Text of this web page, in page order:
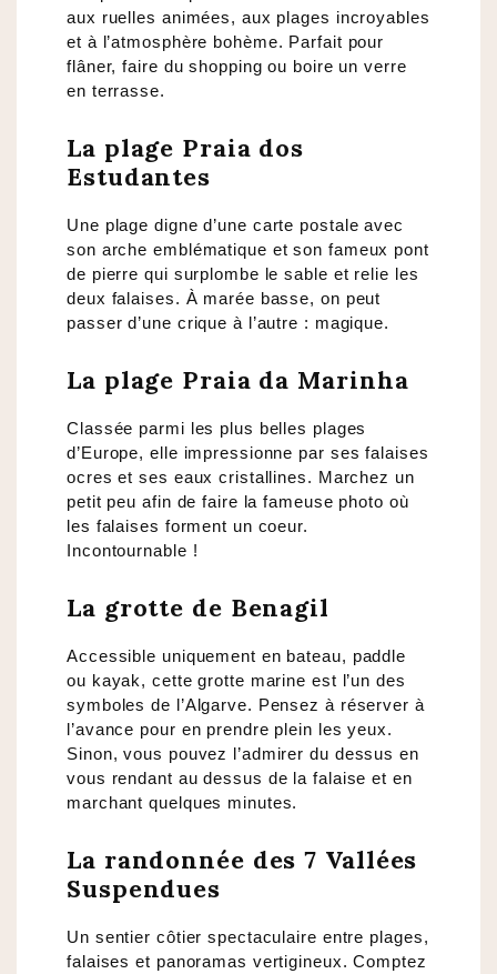
aux ruelles animées, aux plages incroyables
et à l’atmosphère bohème. Parfait pour
flâner, faire du shopping ou boire un verre
en terrasse.
La plage Praia dos
Estudantes
Une plage digne d’une carte postale avec
son arche emblématique et son fameux pont
de pierre qui surplombe le sable et relie les
deux falaises. À marée basse, on peut
passer d’une crique à l’autre : magique.
La plage Praia da Marinha
Classée parmi les plus belles plages
d’Europe, elle impressionne par ses falaises
ocres et ses eaux cristallines. Marchez un
petit peu afin de faire la fameuse photo où
les falaises forment un coeur.
Incontournable !
La grotte de Benagil
Accessible uniquement en bateau, paddle
ou kayak, cette grotte marine est l’un des
symboles de l’Algarve. Pensez à réserver à
l’avance pour en prendre plein les yeux.
Sinon, vous pouvez l’admirer du dessus en
vous rendant au dessus de la falaise et en
marchant quelques minutes.
La randonnée des 7 Vallées
Suspendues
Un sentier côtier spectaculaire entre plages,
falaises et panoramas vertigineux. Comptez